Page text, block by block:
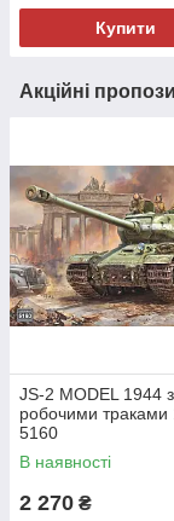
Купити
Акційні
JS-2 MODEL 1944 з
робочими траками
5160
В наявності
2 270 ₴